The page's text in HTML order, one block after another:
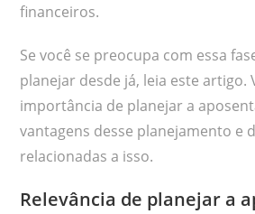
financeiros.
Se você se preocupa com essa
planejar desde já, leia este artigo.
importância de planejar a
vantagens desse planejamento e
relacionadas a isso.
Relevância de planejar a